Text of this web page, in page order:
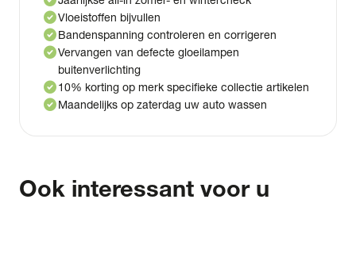
check_circleVloeistoffen bijvullen
check_circleBandenspanning controleren en corrigeren
check_circleVervangen van defecte gloeilampen
buitenverlichting
check_circle10% korting op merk specifieke collectie artikelen
check_circleMaandelijks op zaterdag uw auto wassen
Ook interessant voor u